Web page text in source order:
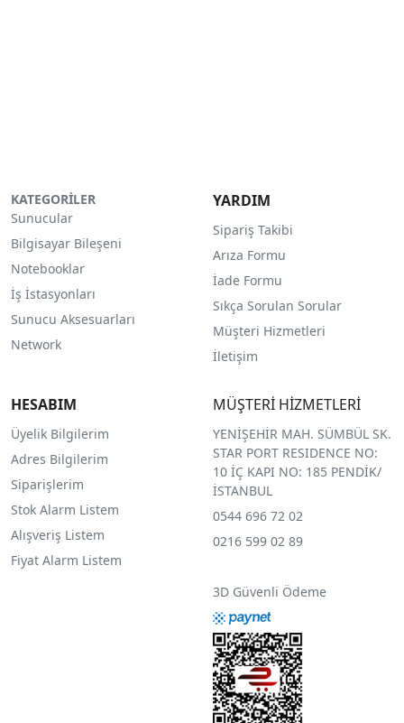
KATEGORİLER
Sunucular
Bilgisayar Bileşeni
Notebooklar
İş İstasyonları
Sunucu Aksesuarları
Network
YARDIM
Sipariş Takibi
Arıza Formu
İade Formu
Sıkça Sorulan Sorular
Müşteri Hizmetleri
İletişim
HESABIM
Üyelik Bilgilerim
Adres Bilgilerim
Siparişlerim
Stok Alarm Listem
Alışveriş Listem
Fiyat Alarm Listem
MÜŞTERİ HİZMETLERİ
YENİŞEHİR MAH. SÜMBÜL SK.
STAR PORT RESIDENCE NO:
10 İÇ KAPI NO: 185 PENDİK/
İSTANBUL
0544 696 72 02
0216 599 02 89
3D Güvenli Ödeme